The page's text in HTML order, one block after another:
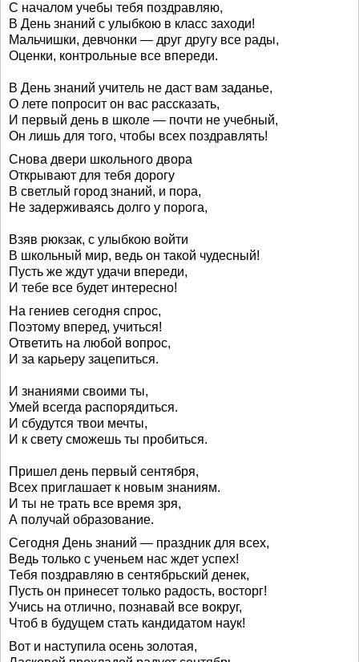
С началом учебы тебя поздравляю,
В День знаний с улыбкою в класс заходи!
Мальчишки, девчонки — друг другу все рады,
Оценки, контрольные все впереди.
В День знаний учитель не даст вам заданье,
О лете попросит он вас рассказать,
И первый день в школе — почти не учебный,
Он лишь для того, чтобы всех поздравлять!
Снова двери школьного двора
Открывают для тебя дорогу
В светлый город знаний, и пора,
Не задерживаясь долго у порога,
Взяв рюкзак, с улыбкою войти
В школьный мир, ведь он такой чудесный!
Пусть же ждут удачи впереди,
И тебе все будет интересно!
На гениев сегодня спрос,
Поэтому вперед, учиться!
Ответить на любой вопрос,
И за карьеру зацепиться.
И знаниями своими ты,
Умей всегда распорядиться.
И сбудутся твои мечты,
И к свету сможешь ты пробиться.
Пришел день первый сентября,
Всех приглашает к новым знаниям.
И ты не трать все время зря,
А получай образование.
Сегодня День знаний — праздник для всех,
Ведь только с ученьем нас ждет успех!
Тебя поздравляю в сентябрьский денек,
Пусть он принесет только радость, восторг!
Учись на отлично, познавай все вокруг,
Чтоб в будущем стать кандидатом наук!
Вот и наступила осень золотая,